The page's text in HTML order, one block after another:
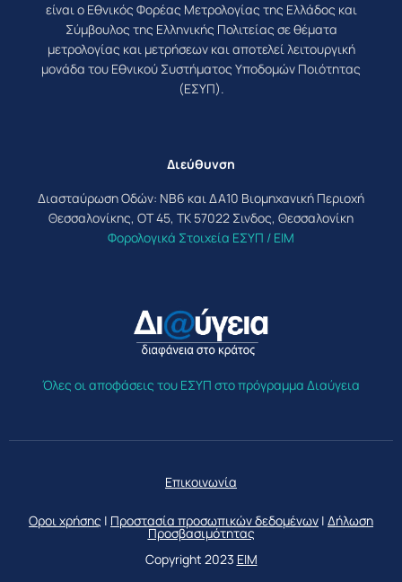
είναι ο Εθνικός Φορέας Μετρολογίας της Ελλάδος και
Σύμβουλος της Ελληνικής Πολιτείας σε θέματα
μετρολογίας και μετρήσεων και αποτελεί λειτουργική
μονάδα του Εθνικού Συστήματος Υποδομών Ποιότητας
(ΕΣΥΠ).
Διεύθυνση
Διασταύρωση Οδών: ΝΒ6 και ΔΑ10 Βιομηχανική Περιοχή
Θεσσαλονίκης, ΟΤ 45, ΤΚ 57022 Σινδος, Θεσσαλονίκη
Φορολογικά Στοιχεία ΕΣΥΠ / ΕΙΜ
Όλες οι αποφάσεις του ΕΣΥΠ στο πρόγραμμα Διαύγεια
Επικοινωνία
Οροι χρήσης | Προστασία προσωπικών δεδομένων | Δήλωση
Προσβασιμότητας
Copyright 2023 ΕΙΜ